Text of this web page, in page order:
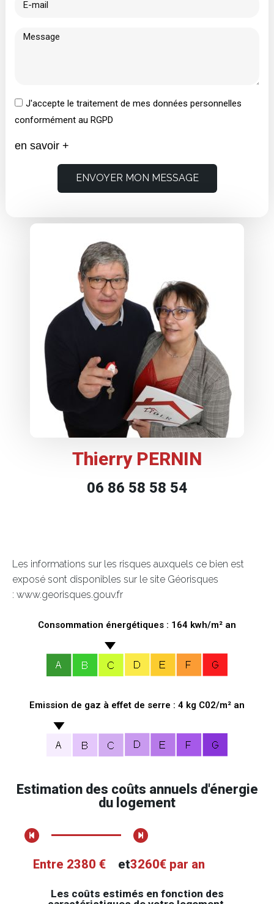
J'accepte le traitement de mes données personnelles
conformément au RGPD
en savoir +
ENVOYER MON MESSAGE
Thierry PERNIN
06 86 58 58 54
Les informations sur les risques auxquels ce bien est
exposé sont disponibles sur le site Géorisques
: www.georisques.gouv.fr
Consommation énergétiques : 164 kwh/m² an
Emission de gaz à effet de serre : 4 kg C02/m² an
Estimation des coûts annuels d'énergie
du logement
Entre 2380 € et3260€ par an
Les coûts estimés en fonction des